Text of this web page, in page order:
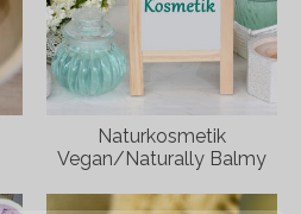
Naturkosmetik
Vegan/Naturally Balmy